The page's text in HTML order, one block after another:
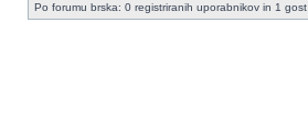
Po forumu brska: 0 registriranih uporabnikov in 1 gost